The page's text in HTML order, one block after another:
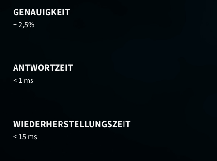
GENAUIGKEIT
± 2,5%
ANTWORTZEIT
< 1 ms
WIEDERHERSTELLUNGSZEIT
< 15 ms